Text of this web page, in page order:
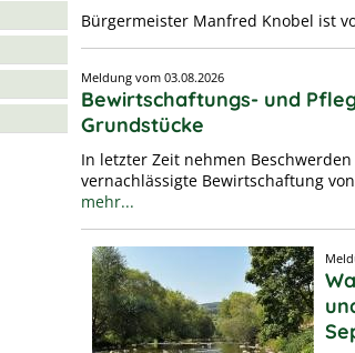
Bürgermeister Manfred Knobel ist
Meldung vom 03.08.2026
Bewirtschaftungs- und
Grundstücke
In letzter Zeit nehmen
vernachlässigte Bewirtschaftung
mehr...